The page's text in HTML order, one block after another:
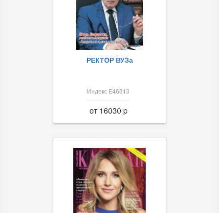
РЕКТОР ВУЗа
Индекс Е46313
от 16030 p